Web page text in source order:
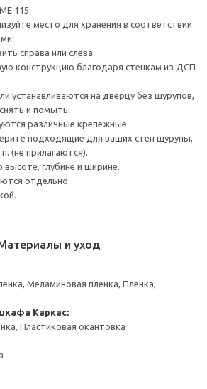
115
место для хранения в соответствии
справа или слева.
конструкцию благодаря стенкам из ДСП
устанавливаются на дверцу без шурупов,
и помыть.
различные крепежные
подходящие для ваших стен шурупы,
(не прилагаются).
глубине и ширине.
отдельно.
и уход
Меламиновая пленка, Пленка,
Каркас:
Пластиковая окантовка